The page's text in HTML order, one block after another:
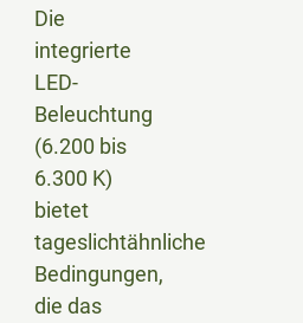
Die
integrierte
LED-
Beleuchtung
(6.200 bis
6.300 K)
bietet
tageslichtähnliche
Bedingungen,
die das